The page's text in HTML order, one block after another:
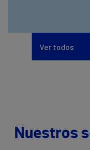
Ver todos
Nuestros